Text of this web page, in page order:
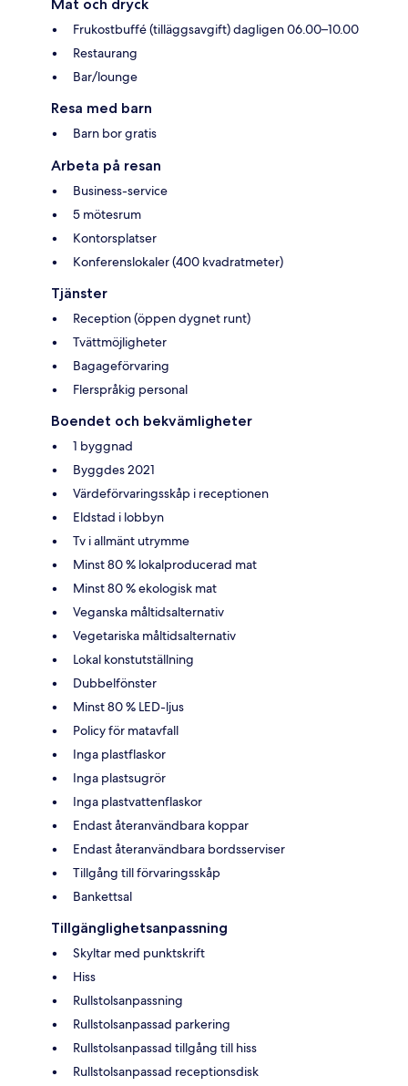
Mat och dryck
Frukostbuffé (tilläggsavgift) dagligen 06.00–10.00
Restaurang
Bar/lounge
Resa med barn
Barn bor gratis
Arbeta på resan
Business-service
5 mötesrum
Kontorsplatser
Konferenslokaler (400 kvadratmeter)
Tjänster
Reception (öppen dygnet runt)
Tvättmöjligheter
Bagageförvaring
Flerspråkig personal
Boendet och bekvämligheter
1 byggnad
Byggdes 2021
Värdeförvaringsskåp i receptionen
Eldstad i lobbyn
Tv i allmänt utrymme
Minst 80 % lokalproducerad mat
Minst 80 % ekologisk mat
Veganska måltidsalternativ
Vegetariska måltidsalternativ
Lokal konstutställning
Dubbelfönster
Minst 80 % LED-ljus
Policy för matavfall
Inga plastflaskor
Inga plastsugrör
Inga plastvattenflaskor
Endast återanvändbara koppar
Endast återanvändbara bordsserviser
Tillgång till förvaringsskåp
Bankettsal
Tillgänglighetsanpassning
Skyltar med punktskrift
Hiss
Rullstolsanpassning
Rullstolsanpassad parkering
Rullstolsanpassad tillgång till hiss
Rullstolsanpassad receptionsdisk